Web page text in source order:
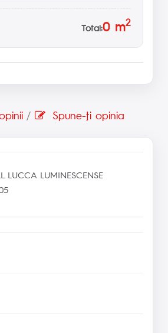
Total:0m2
/ Spune-ţi opinia
LUCCA LUMINESCENSE